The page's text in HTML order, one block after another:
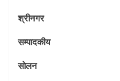
श्रीनगर
सम्पादकीय
सोलन